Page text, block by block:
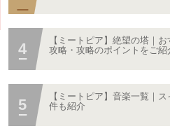
【ミートピア】絶望の塔｜
攻略・攻略のポイントをご紹
【ミートピア】音楽一覧｜
件も紹介